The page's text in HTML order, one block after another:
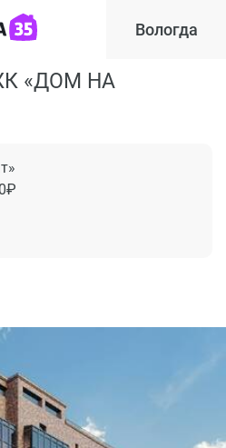
Вологда
«ДОМ НА